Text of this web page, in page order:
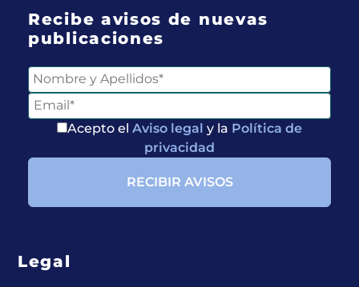
Recibe avisos de nuevas
publicaciones
Acepto el Aviso legal y la Política de
privacidad
Legal